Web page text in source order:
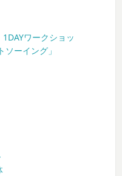
1DAYワークショッ
ソーイング」